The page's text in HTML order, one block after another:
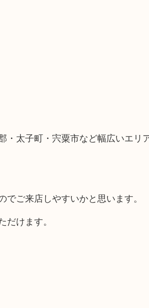
太子町・宍粟市など幅広いエリ
ご来店しやすいかと思います。
けます。